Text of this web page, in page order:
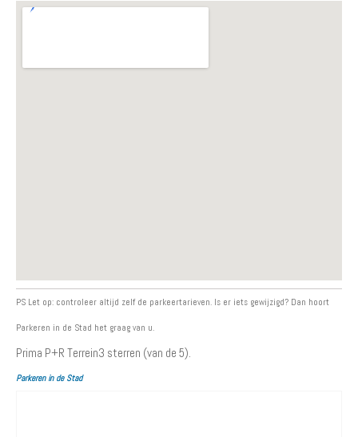
PS Let op: controleer altijd zelf de parkeertarieven. Is er iets gewijzigd? Dan hoort
Parkeren in de Stad het graag van u.
Prima P+R Terrein3 sterren (van de 5).
Parkeren in de Stad